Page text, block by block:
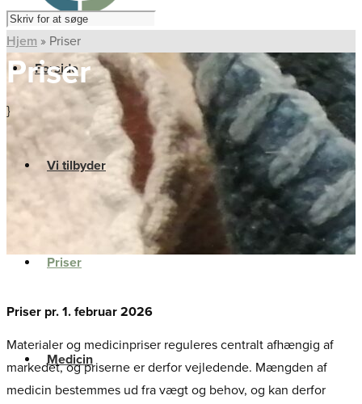
Forside
Vi tilbyder
Priser
Medicin
Hjem » Priser
Priser
}
​Priser pr. 1. februar 2026
Materialer og medicinpriser reguleres centralt afhængig af
markedet, og priserne er derfor vejledende. Mængden af
medicin bestemmes ud fra vægt og behov, og kan derfor